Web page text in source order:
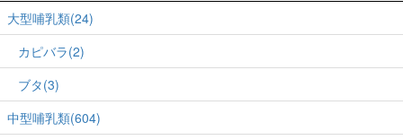
大型哺乳類(24)
カピバラ(2)
ブタ(3)
中型哺乳類(604)